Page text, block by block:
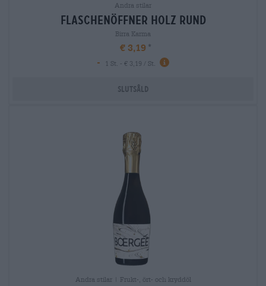
Andra stilar
flaschenöffner holz rund
Birra Karma
€ 3,19
-
1 St. - € 3,19 / St.
Slutsåld
Andra stilar | Frukt-, ört- och kryddöl